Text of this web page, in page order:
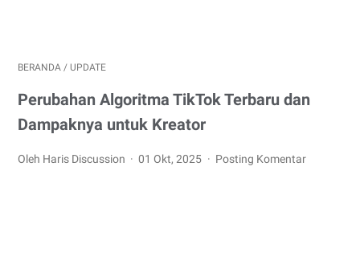
BERANDA / UPDATE
Perubahan Algoritma TikTok Terbaru dan
Dampaknya untuk Kreator
Oleh Haris Discussion 01 Okt, 2025 Posting Komentar